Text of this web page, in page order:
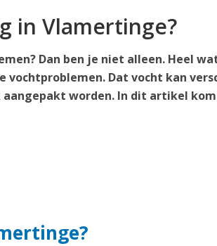
in Vlamertinge?
Dan ben je niet alleen. Heel
Dat vocht kan
worden. In dit artikel